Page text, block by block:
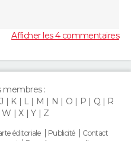
Afficher les 4 commentaires
membres :
J K L M N O P Q
R
W X Y Z
éditoriale Publicité
Contact